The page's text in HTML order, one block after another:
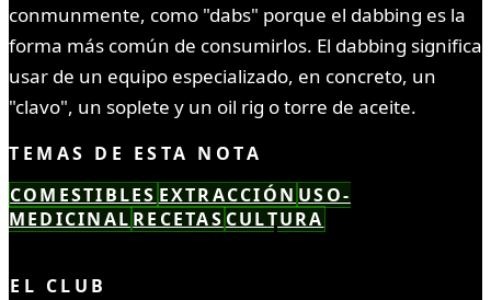
conmunmente, como "dabs" porque el dabbing es la
forma más común de consumirlos. El dabbing significa
usar de un equipo especializado, en concreto, un
"clavo", un soplete y un oil rig o torre de aceite.
TEMAS DE ESTA NOTA
COMESTIBLES EXTRACCIÓN USO-
MEDICINAL RECETAS CULTURA
EL CLUB